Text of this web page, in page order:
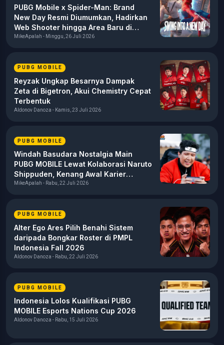
PUBG Mobile x Spider-Man: Brand
New Day Resmi Diumumkan, Hadirkan
Web Shooter hingga Area Baru di
Erangel
MikeApalah - Minggu, 26 Juli 2026
PUBG MOBILE
Reyzak Ungkap Besarnya Dampak
Zeta di Bigetron, Akui Chemistry Cepat
Terbentuk
Aldonov Danoza - Kamis, 23 Juli 2026
PUBG MOBILE
Windah Basudara Nostalgia Main
PUBG MOBILE Lewat Kolaborasi Naruto
Shippuden, Kenang Awal Karier
sebagai Content Creator
MikeApalah - Rabu, 22 Juli 2026
PUBG MOBILE
Alter Ego Ares Pilih Benahi Sistem
daripada Bongkar Roster di PMPL
Indonesia Fall 2026
Aldonov Danoza - Rabu, 22 Juli 2026
PUBG MOBILE
Indonesia Lolos Kualifikasi PUBG
MOBILE Esports Nations Cup 2026
Aldonov Danoza - Rabu, 15 Juli 2026